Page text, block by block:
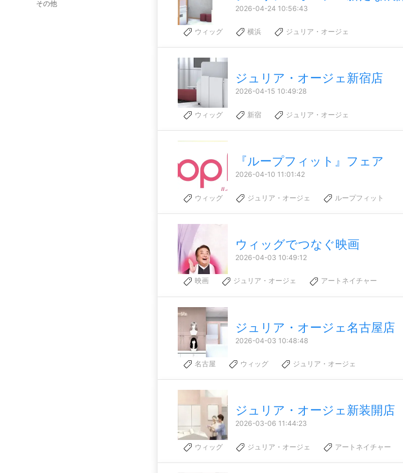
その他
2026-04-24 10:56:43
ウィッグ 横浜 ジュリア・オージェ
ジュリア・オージェ新宿店
2026-04-15 10:49:28
ウィッグ 新宿 ジュリア・オージェ
『ループフィット』フェア
2026-04-10 11:01:42
ウィッグ ジュリア・オージェ ループフィット
ウィッグでつなぐ映画
2026-04-03 10:49:12
映画 ジュリア・オージェ アートネイチャー
ジュリア・オージェ名古屋店
2026-04-03 10:48:48
名古屋 ウィッグ ジュリア・オージェ
ジュリア・オージェ新装開店
2026-03-06 11:44:23
ウィッグ ジュリア・オージェ アートネイチャー